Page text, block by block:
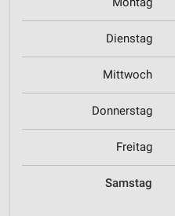
Dienstag
Mittwoch
Donnerstag
Freitag
Samstag